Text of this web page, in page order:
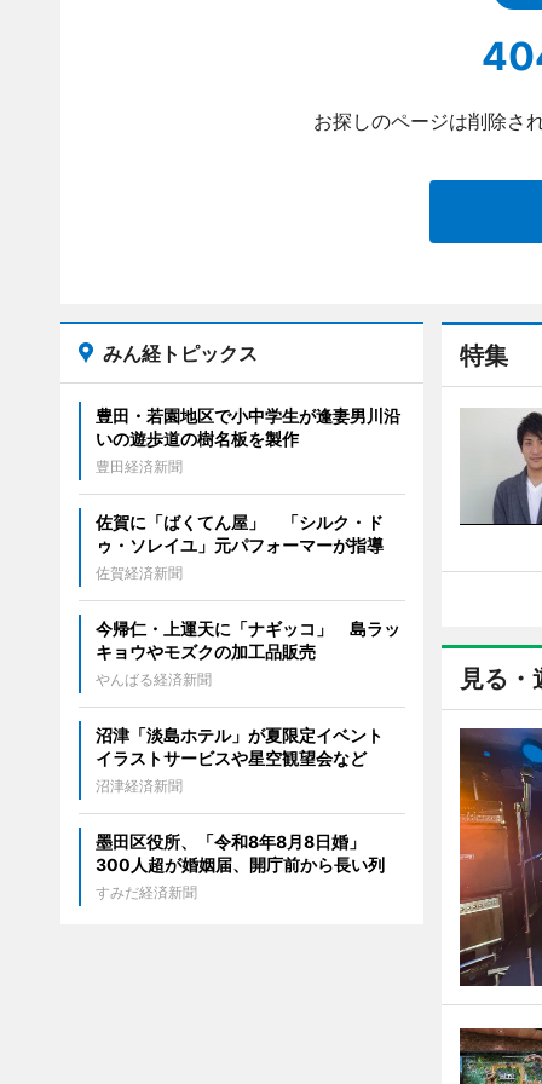
お探しのページは削除さ
特集
見る・
みん経トピックス
豊田・若園地区で小中学生が逢妻男川沿
いの遊歩道の樹名板を製作
豊田経済新聞
佐賀に「ばくてん屋」 「シルク・ド
ゥ・ソレイユ」元パフォーマーが指導
佐賀経済新聞
今帰仁・上運天に「ナギッコ」 島ラッ
キョウやモズクの加工品販売
やんばる経済新聞
沼津「淡島ホテル」が夏限定イベント
イラストサービスや星空観望会など
沼津経済新聞
墨田区役所、「令和8年8月8日婚」
300人超が婚姻届、開庁前から長い列
すみだ経済新聞